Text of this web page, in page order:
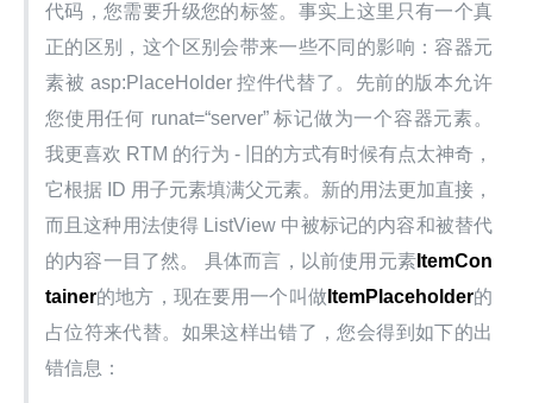
代码，您需要升级您的标签。事实上这里只有一个真
正的区别，这个区别会带来一些不同的影响：容器元
素被 asp:PlaceHolder 控件代替了。先前的版本允许
您使用任何 runat=“server” 标记做为一个容器元素。
我更喜欢 RTM 的行为 - 旧的方式有时候有点太神奇，
它根据 ID 用子元素填满父元素。新的用法更加直接，
而且这种用法使得 ListView 中被标记的内容和被替代
的内容一目了然。 具体而言，以前使用元素 ItemCon
tainer的地方，现在要用一个叫做 ItemPlaceholder的
占位符来代替。如果这样出错了，您会得到如下的出
错信息：